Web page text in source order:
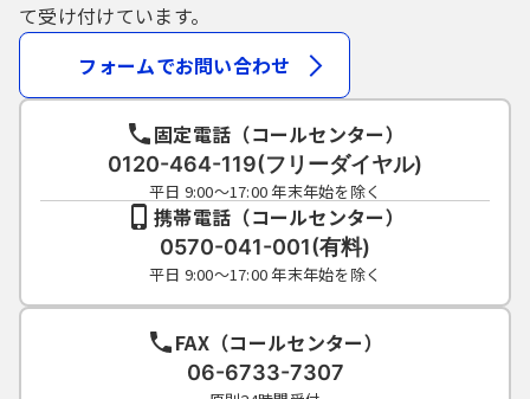
画面上で通知する整理番号及びパスワード
（申請データ用）は、利用者のデータの保護
に不可欠なものです。利用者は、次の事項を
（１）利用者ＩＤ、パスワード、整理番号及
びパスワード（申請データ用）は、他者に知
られないように管理してください。
（２）他者からのパスワード等の照会には応
じないでください。
（４）利用者ＩＤ、パスワードは、再発行し
ません。なお、利用者ＩＤ、パスワードを紛
て受け付けています。
フォームでお問い合わせ
固定電話（コールセンター）
0120-464-119(フリーダイヤル)
平日 9:00～17:00 年末年始を除く
携帯電話（コールセンター）
0570-041-001(有料)
平日 9:00～17:00 年末年始を除く
FAX（コールセンター）
06-6733-7307